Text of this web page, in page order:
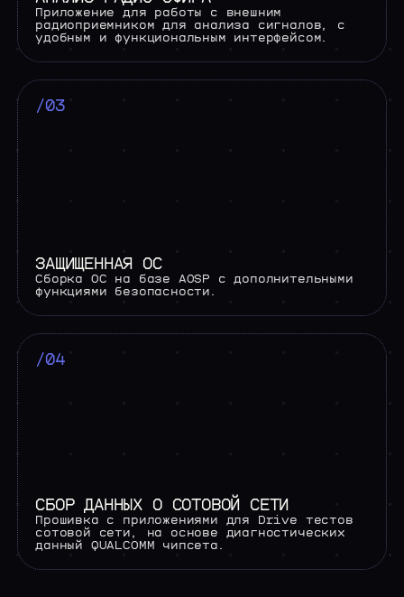
Приложение для работы с внешним
радиоприемником для анализа сигналов, с
удобным и функциональным интерфейсом.
/03
ЗАЩИЩЕННАЯ ОС
Сборка ОС на базе АОSP с дополнительными
функциями безопасности.
/04
СБОР ДАННЫХ О СОТОВОЙ СЕТИ
Прошивка с приложениями для Drive тестов
сотовой сети, на основе диагностических
данный QUALCOMM чипсета.